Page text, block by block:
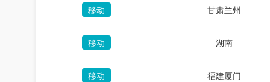
移动 甘肃兰州
移动 湖南
移动 福建厦门